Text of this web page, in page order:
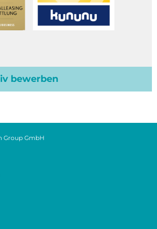
bewerben
Group GmbH